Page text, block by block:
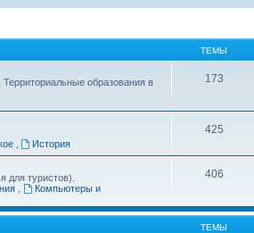
ТЕМЫ
образования в
173
История
425
для туристов).
Компьютеры и
406
ТЕМЫ